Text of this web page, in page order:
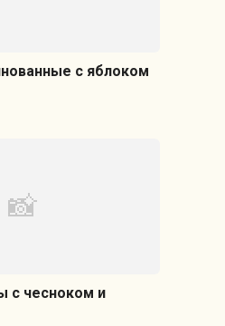
с яблоком
с чесноком и